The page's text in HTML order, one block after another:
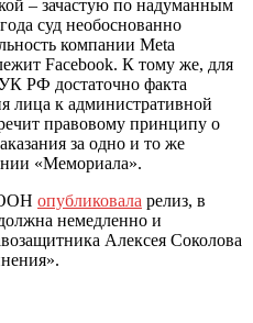
– зачастую по надуманным
суд необоснованно
компании Meta
Facebook. К тому же, для
РФ достаточно факта
лица к административной
правовому принципу о
за одно и то же
«Мемориала».
опубликовала релиз, в
немедленно и
Алексея Соколова